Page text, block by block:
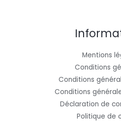
Mentions
Conditions
Conditions
Conditions
Déclaration de
Politique de